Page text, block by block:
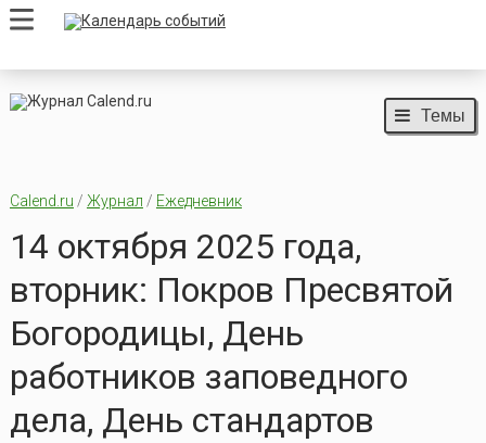
Темы
Calend.ru / Журнал / Ежедневник
14 октября 2025 года,
вторник: Покров Пресвятой
Богородицы, День
работников заповедного
дела, День стандартов